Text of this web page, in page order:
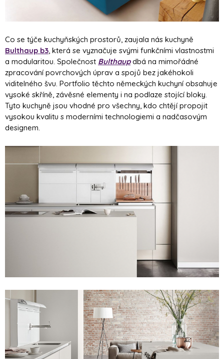
Co se týče kuchyňských prostorů, zaujala nás kuchyně
Bulthaup b3, která se vyznačuje svými funkčními vlastnostmi
a modularitou. Společnost Bulthaupdbá na mimořádné
zpracování povrchových úprav a spojů bez jakéhokoli
viditelného švu. Portfolio těchto německých kuchyní obsahuje
vysoké skříně, závěsné elementy i na podlaze stojící bloky.
Tyto kuchyně jsou vhodné pro všechny, kdo chtějí propojit
vysokou kvalitu s moderními technologiemi a nadčasovým
designem.